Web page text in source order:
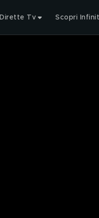
Dirette Tv Scopri